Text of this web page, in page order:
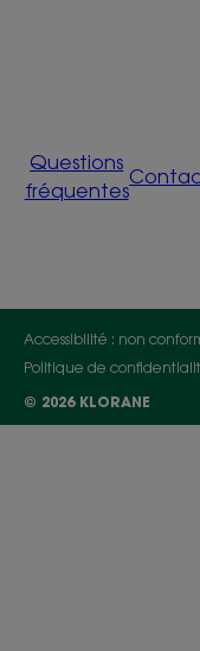
Questions
fréquentes
Accessibilité : non
Politique de
© 2026 KLORANE